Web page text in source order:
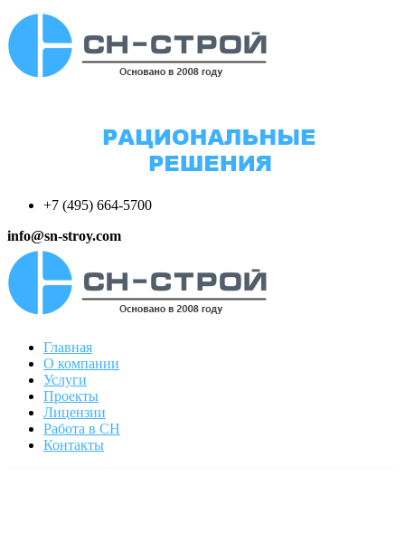
+7 (495) 664-5700
info@sn-stroy.com
Главная
О компании
Услуги
Проекты
Лицензии
Работа в СН
Контакты